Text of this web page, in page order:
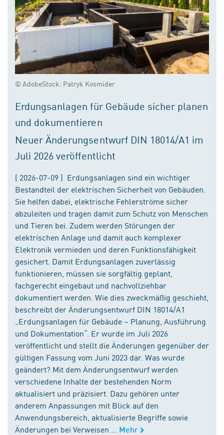
© AdobeStock: Patryk Kosmider
Erdungsanlagen für Gebäude sicher planen
und dokumentieren
Neuer Änderungsentwurf DIN 18014/A1 im
Juli 2026 veröffentlicht
( 2026-07-09 ) Erdungsanlagen sind ein wichtiger
Bestandteil der elektrischen Sicherheit von Gebäuden.
Sie helfen dabei, elektrische Fehlerströme sicher
abzuleiten und tragen damit zum Schutz von Menschen
und Tieren bei. Zudem werden Störungen der
elektrischen Anlage und damit auch komplexer
Elektronik vermieden und deren Funktionsfähigkeit
gesichert. Damit Erdungsanlagen zuverlässig
funktionieren, müssen sie sorgfältig geplant,
fachgerecht eingebaut und nachvollziehbar
dokumentiert werden. Wie dies zweckmäßig geschieht,
beschreibt der Änderungsentwurf DIN 18014/A1
„Erdungsanlagen für Gebäude – Planung, Ausführung
und Dokumentation“. Er wurde im Juli 2026
veröffentlicht und stellt die Änderungen gegenüber der
gültigen Fassung vom Juni 2023 dar. Was wurde
geändert? Mit dem Änderungsentwurf werden
verschiedene Inhalte der bestehenden Norm
aktualisiert und präzisiert. Dazu gehören unter
anderem Anpassungen mit Blick auf den
Anwendungsbereich, aktualisierte Begriffe sowie
Änderungen bei Verweisen ...
Mehr